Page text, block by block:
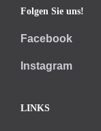
Folgen Sie uns!
Facebook
Instagram
LINKS